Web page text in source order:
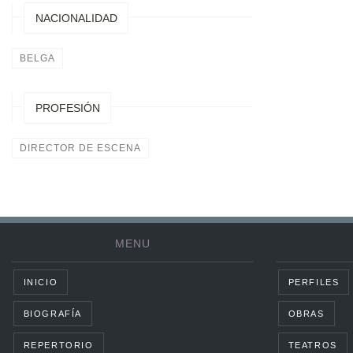
NACIONALIDAD
BELGA
PROFESIÓN
DIRECTOR DE ESCENA
MENU
INICIO
BIOGRAFÍA
REPERTORIO
PERFILES
OBRAS
TEATROS